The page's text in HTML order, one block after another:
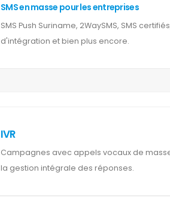
SMS en masse pour les entreprises
SMS Push Suriname, 2WaySMS, SMS
d'intégration et bien plus encore.
IVR
Campagnes avec appels vocaux de
la gestion intégrale des réponses.